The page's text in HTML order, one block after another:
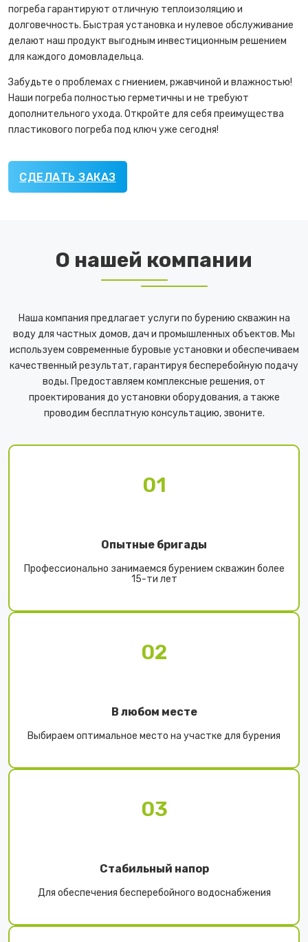
погреба гарантируют отличную теплоизоляцию и
долговечность. Быстрая установка и нулевое обслуживание
делают наш продукт выгодным инвестиционным решением
для каждого домовладельца.
Забудьте о проблемах с гниением, ржавчиной и влажностью!
Наши погреба полностью герметичны и не требуют
дополнительного ухода. Откройте для себя преимущества
пластикового погреба под ключ уже сегодня!
СДЕЛАТЬ ЗАКАЗ
О нашей компании
Наша компания предлагает услуги по бурению скважин на
воду для частных домов, дач и промышленных объектов. Мы
используем современные буровые установки и обеспечиваем
качественный результат, гарантируя бесперебойную подачу
воды. Предоставляем комплексные решения, от
проектирования до установки оборудования, а также
проводим бесплатную консультацию, звоните.
01
Опытные бригады
Профессионально занимаемся бурением скважин более
15-ти лет
02
В любом месте
Выбираем оптимальное место на участке для бурения
03
Стабильный напор
Для обеспечения бесперебойного водоснабжения